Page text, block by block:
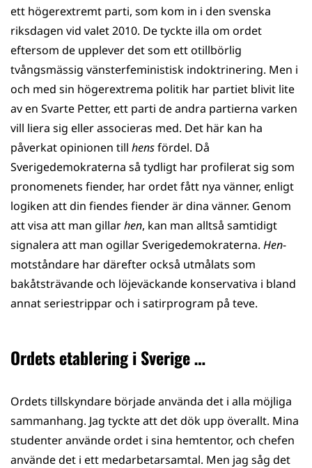
ett högerextremt parti, som kom in i den svenska
riksdagen vid valet 2010. De tyckte illa om ordet
eftersom de upplever det som ett otillbörlig
tvångsmässig vänsterfeministisk indoktrinering. Men i
och med sin högerextrema politik har partiet blivit lite
av en Svarte Petter, ett parti de andra partierna varken
vill liera sig eller associeras med. Det här kan ha
påverkat opinionen till hensfördel. Då
Sverigedemokraterna så tydligt har profilerat sig som
pronomenets fiender, har ordet fått nya vänner, enligt
logiken att din fiendes fiender är dina vänner. Genom
att visa att man gillarhen, kan man alltså samtidigt
signalera att man ogillar Sverigedemokraterna. Hen-
motståndare har därefter också utmålats som
bakåtsträvande och löjeväckande konservativa i bland
annat seriestrippar och i satirprogram på teve.
Ordets etablering i Sverige …
Ordets tillskyndare började använda det i alla möjliga
sammanhang. Jag tyckte att det dök upp överallt. Mina
studenter använde ordet i sina hemtentor, och chefen
använde det i ett medarbetarsamtal. Men jag såg det